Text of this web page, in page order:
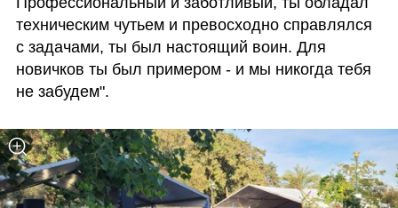
техническим чутьем и превосходно справлялся
с задачами, ты был настоящий воин. Для
новичков ты был примером - и мы никогда тебя
не забудем".